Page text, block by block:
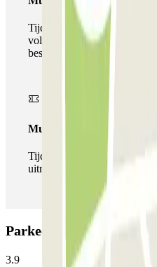
Tijdens uw verblijf kunt u
volledige netwerk van
beschikbaar bij Parclick.
Multipass
Tijdens je verblijf kun je de
uitrijden als je wilt.
Parkeergarage Mercado
3.9